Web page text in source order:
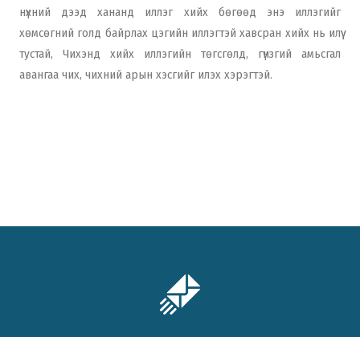
нүхний дээд хананд иллэг хийх бөгөөд энэ иллэгийг
хөмсөгний голд байрлах цэгийн иллэгтэй хавсран хийх нь илүү
тустай, Чихэнд хийх иллэгийн төгсгөлд, гүнзгий амьсгал
авангаа чих, чихний арын хэсгийг илэх хэрэгтэй.